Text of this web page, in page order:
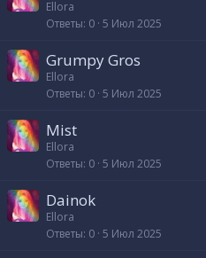
Ellora
Ответы 0 5 Июл 2025
Grumpy Gros
Ellora
Ответы 0 5 Июл 2025
Mist
Ellora
Ответы 0 5 Июл 2025
Dainok
Ellora
Ответы 0 5 Июл 2025